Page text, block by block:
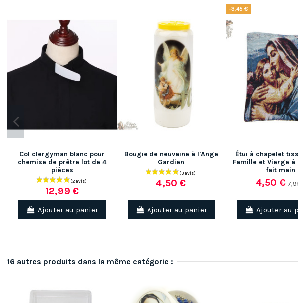
Col clergyman blanc pour
chemise de prêtre lot de 4
pièces
12,99 €
Ajouter au panier
Bougie de neuvaine à l'Ange
Gardien
4,50 €
Ajouter au panier
-3,45 €
Étui à chapelet
Famille et Vierge à
fait main
4,50 €
Ajouter au
16 autres produits dans la même catégorie :